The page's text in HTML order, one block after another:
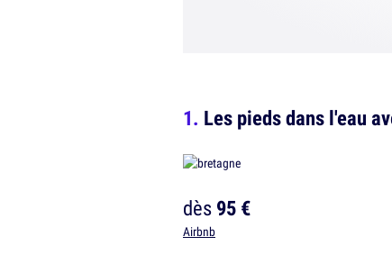
Les pieds dans l'eau
dès95 €
Airbnb